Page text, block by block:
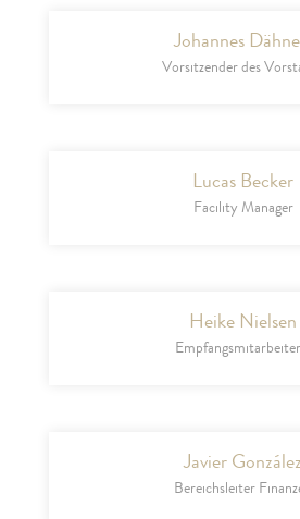
Johannes
Vorsitzender des
Lucas Becker
Facility Manager
Heike Nielsen
Javier González
Bereichsleiter